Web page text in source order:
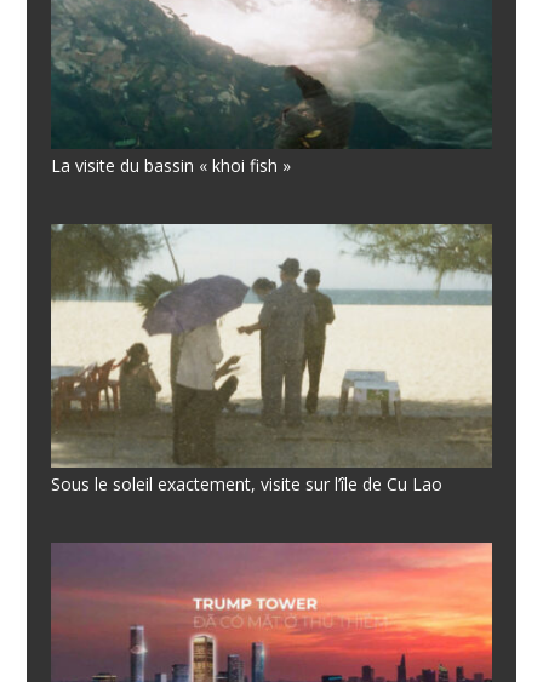
La visite du bassin « khoi fish »
Sous le soleil exactement, visite sur l’île de Cu Lao